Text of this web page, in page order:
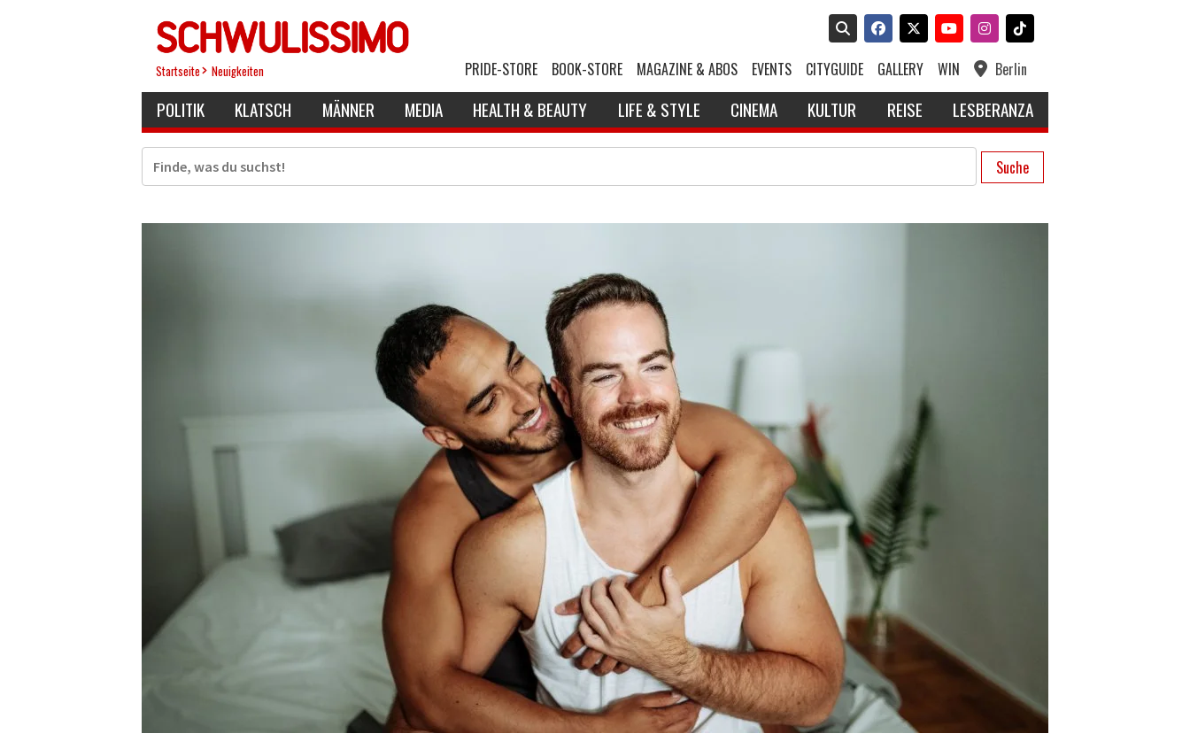
Startseite Neuigkeiten PRIDE-STORE BOOK-STORE MAGAZINE & ABOS EVENTS CITYGUIDE GALLERY WIN Berlin
POLITIK KLATSCH MÄNNER MEDIA HEALTH & BEAUTY LIFE & STYLE CINEMA KULTUR REISE LESBERANZA
Suche